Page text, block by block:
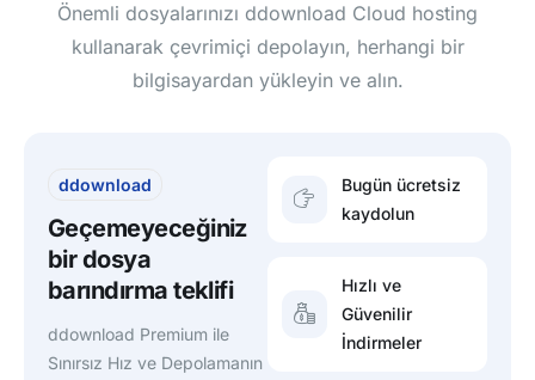
Önemli dosyalarınızı ddownload Cloud hosting
kullanarak çevrimiçi depolayın, herhangi bir
bilgisayardan yükleyin ve alın.
ddownload
Geçemeyeceğiniz
bir dosya
barındırma teklifi
ddownload Premium ile
Sınırsız Hız ve Depolamanın
Bugün ücretsiz
kaydolun
Hızlı ve
Güvenilir
İndirmeler